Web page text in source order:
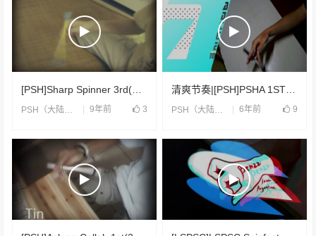
[PSH]Sharp Spinner 3rd(2015)
PSH（大陆） 合片9年前 3
清爽节奏|[PSH]PSHA 1ST CV(2020)
PSH（大陆） 合片6年前 9